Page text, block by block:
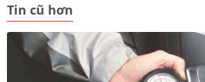
Tin cũ hơn